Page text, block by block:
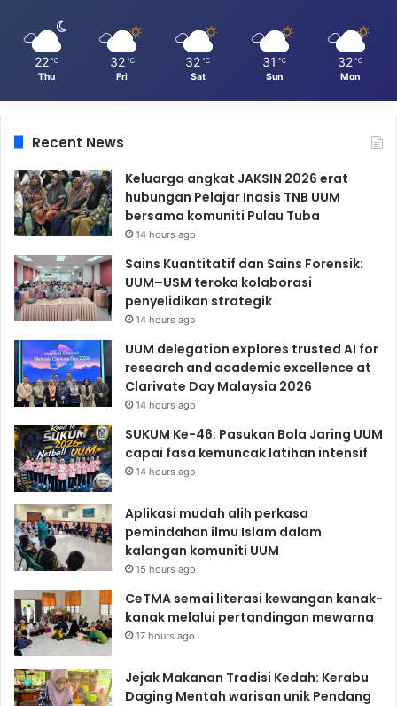
22 ℃
Thu
32 ℃
Fri
32 ℃
Sat
31 ℃
Sun
32 ℃
Mon
Recent News
Keluarga angkat JAKSIN 2026 erat
hubungan Pelajar Inasis TNB UUM
bersama komuniti Pulau Tuba
14 hours ago
Sains Kuantitatif dan Sains Forensik:
UUM–USM teroka kolaborasi
penyelidikan strategik
14 hours ago
UUM delegation explores trusted AI for
research and academic excellence at
Clarivate Day Malaysia 2026
14 hours ago
SUKUM Ke-46: Pasukan Bola Jaring UUM
capai fasa kemuncak latihan intensif
14 hours ago
Aplikasi mudah alih perkasa
pemindahan ilmu Islam dalam
kalangan komuniti UUM
15 hours ago
CeTMA semai literasi kewangan kanak-
kanak melalui pertandingan mewarna
17 hours ago
Jejak Makanan Tradisi Kedah: Kerabu
Daging Mentah warisan unik Pendang